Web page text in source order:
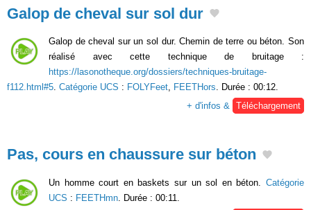
Galop de cheval sur sol dur
Galop de cheval sur un sol dur. Chemin de terre ou béton. Son
réalisé avec cette technique de bruitage :
https://lasonotheque.org/dossiers/techniques-bruitage-
f112.html#5. Catégorie UCS : FOLYFeet, FEETHors. Durée : 00:12.
+ d'infos & Téléchargement
Pas, cours en chaussure sur béton
Un homme court en baskets sur un sol en béton. Catégorie
UCS : FEETHmn . Durée : 00:11.